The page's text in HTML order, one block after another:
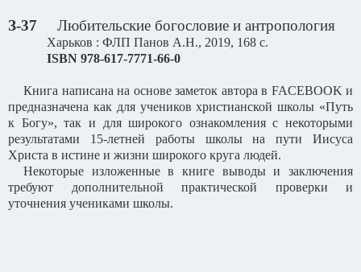
З-37 Любительские богословие и антропология
Харьков : ФЛП Панов А.Н., 2019, 168 с.
ISBN 978-617-7771-66-0
Книга написана на основе заметок автора в FACEBOOK и
предназначена как для учеников христианской школы «Путь
к Богу», так и для широкого ознакомления с некоторыми
результатами 15-летней работы школы на пути Иисуса
Христа в истине и жизни широкого круга людей.
Некоторые изложенные в книге выводы и заключения
требуют дополнительной практической проверки и
уточнения учениками школы.